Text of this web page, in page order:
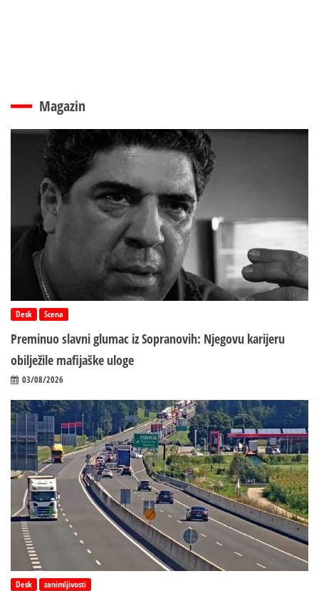
Magazin
Desk Scena
Preminuo slavni glumac iz Sopranovih: Njegovu karijeru
obilježile mafijaške uloge
03/08/2026
Desk zanimljivosti